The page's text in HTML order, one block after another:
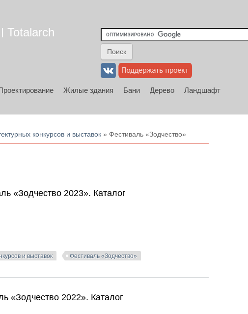
Totalarch
Жилые здания Бани Дерево
Ландшафт
конкурсов и выставок » Фестиваль «Зодчество»
«Зодчество 2023». Каталог
и выставок Фестиваль «Зодчество»
«Зодчество 2022». Каталог